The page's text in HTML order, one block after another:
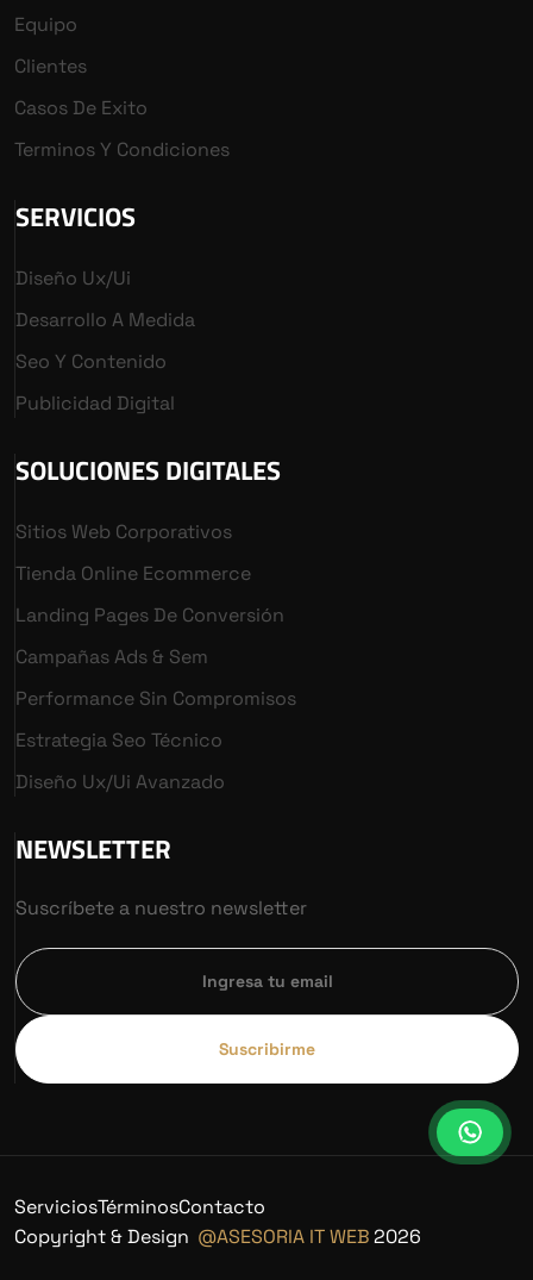
Equipo
Clientes
Casos De Exito
Terminos Y Condiciones
SERVICIOS
Diseño Ux/ui
Desarrollo A Medida
Seo Y Contenido
Publicidad Digital
SOLUCIONES DIGITALES
Sitios Web Corporativos
Tienda Online Ecommerce
Landing Pages De Conversión
Campañas Ads & Sem
Performance Sin Compromisos
Estrategia Seo Técnico
Diseño Ux/ui Avanzado
NEWSLETTER
Suscríbete a nuestro newsletter
Suscribirme
Copyright & Design @ASESORIA IT WEB2026
ServiciosTérminosContacto